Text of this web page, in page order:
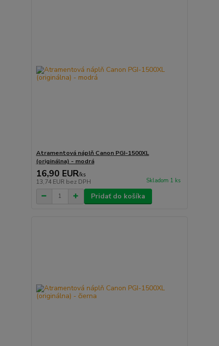
Atramentová náplň Canon PGI-1500XL
(originálna) - modrá
16,90 EUR/ks
13,74 EUR bez DPH Skladom 1 ks
Pridať do košíka